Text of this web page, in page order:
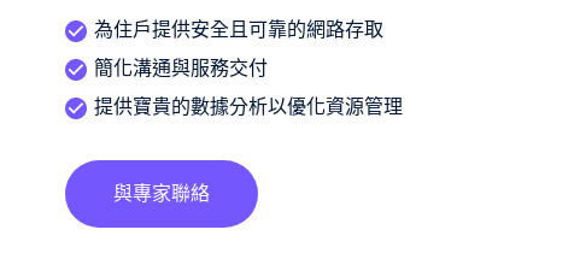
為住戶提供安全且可靠的網路存取
簡化溝通與服務交付
提供寶貴的數據分析以優化資源管理
與專家聯絡